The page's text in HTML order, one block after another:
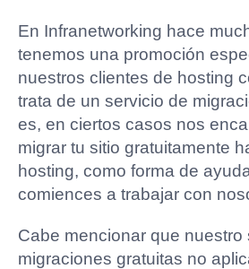
En Infranetworking hace
tenemos una promoción
nuestros clientes de hosting
trata de un servicio de
es, en ciertos casos nos
migrar tu sitio gratuitamente
hosting, como forma de
comiences a trabajar con
Cabe mencionar que nuestro
migraciones gratuitas no